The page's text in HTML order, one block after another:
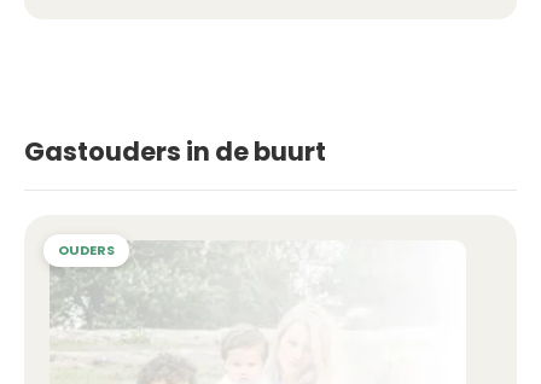
Gastouders in de buurt